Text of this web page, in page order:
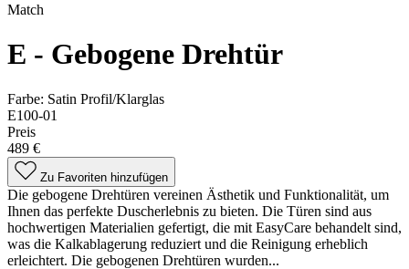
Match
E - Gebogene Drehtür
Farbe: Satin Profil/Klarglas
E100-01
Preis
489 €
Zu Favoriten hinzufügen
Die gebogene Drehtüren vereinen Ästhetik und Funktionalität, um
Ihnen das perfekte Duscherlebnis zu bieten. Die Türen sind aus
hochwertigen Materialien gefertigt, die mit EasyCare behandelt sind,
was die Kalkablagerung reduziert und die Reinigung erheblich
erleichtert. Die gebogenen Drehtüren wurden...